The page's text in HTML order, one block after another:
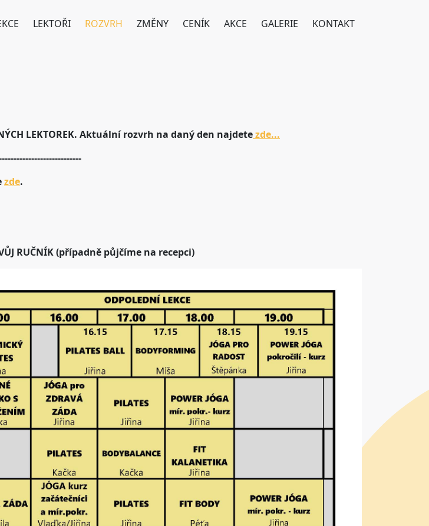
LEKTOŘI ROZVRH ZMĚNY CENÍK AKCE GALERIE KONTAKT
LEKTOREK. Aktuální rozvrh na daný den najdetezde...
zde.
RUČNÍK (případně půjčíme na recepci)